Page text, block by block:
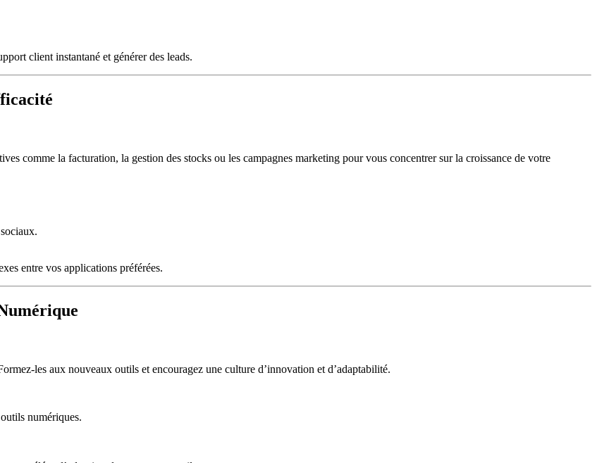
client instantané et générer des leads.
comme la facturation, la gestion des stocks ou les campagnes marketing pour vous concentrer sur la croissance de votre
entre vos applications préférées.
les aux nouveaux outils et encouragez une culture d’innovation et d’adaptabilité.
numériques.